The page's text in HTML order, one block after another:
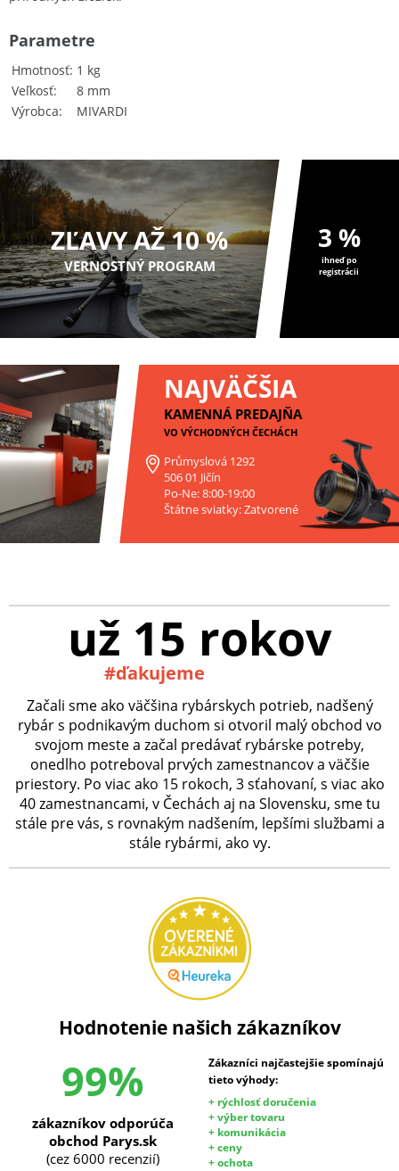
Hmotnosť 1 kg
Veľkosť
8 mm
Výrobca
MIVARDI
Parametre
ZĽAVY AŽ 10 %
VERNOSTNÝ PROGRAM
3 %
ihneď po
registrácii
NAJVÄČŠIA
KAMENNÁ PREDAJŇA
VO VÝCHODNÝCH ČECHÁCH
Průmyslová 1292
506 01 Jičín
Po-Ne: 8:00-19:00
Štátne sviatky: Zatvorené
už 15 rokov
#ďakujeme
Začali sme ako väčšina rybárskych potrieb, nadšený
rybár s podnikavým duchom si otvoril malý obchod vo
svojom meste a začal predávať rybárske potreby,
onedlho potreboval prvých zamestnancov a väčšie
priestory. Po viac ako 15 rokoch, 3 sťahovaní, s viac ako
40 zamestnancami, v Čechách aj na Slovensku, sme tu
stále pre vás, s rovnakým nadšením, lepšími službami a
stále rybármi, ako vy.
Hodnotenie našich zákazníkov
99%
Zákazníci najčastejšie spomínajú
tieto výhody:
+ rýchlosť doručenia
+ výber tovaru
+ komunikácia
+ ceny
+ ochota
zákazníkov odporúča
obchod Parys.sk
(cez 6000 recenzií)